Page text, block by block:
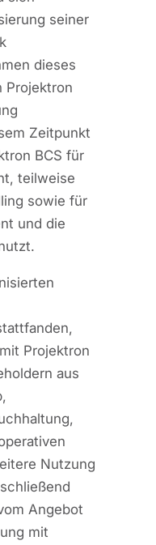
seiner
dieses
Projektron
Zeitpunkt
BCS für
teilweise
sowie für
und die
Projektron
aus
Nutzung
Angebot
mit